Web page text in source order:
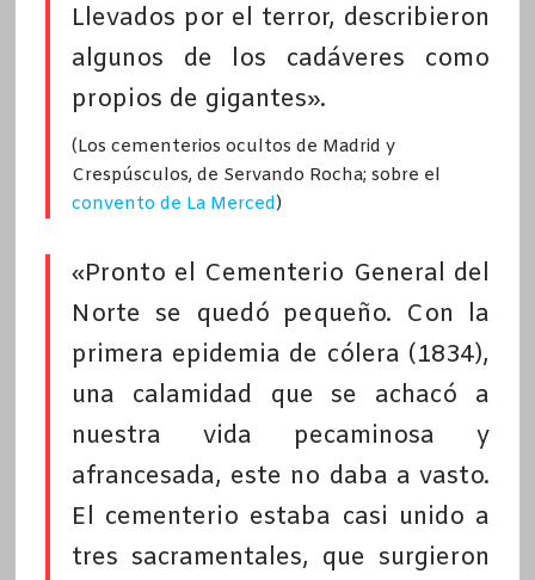
Llevados por el terror, describieron
algunos de los cadáveres como
propios de gigantes».
(Los cementerios ocultos de Madrid y
Crespúsculos, de Servando Rocha; sobre el
convento de La Merced)
«Pronto el Cementerio General del
Norte se quedó pequeño. Con la
primera epidemia de cólera (1834),
una calamidad que se achacó a
nuestra vida pecaminosa y
afrancesada, este no daba a vasto.
El cementerio estaba casi unido a
tres sacramentales, que surgieron